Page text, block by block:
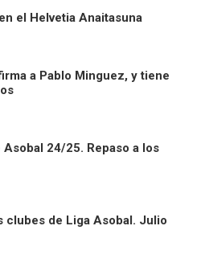
el Helvetia Anaitasuna
a Pablo Minguez, y tiene
24/25. Repaso a los
clubes de Liga Asobal. Julio